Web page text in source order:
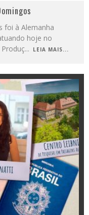
foi à Alemanha
hoje no
... LEIA MAIS...